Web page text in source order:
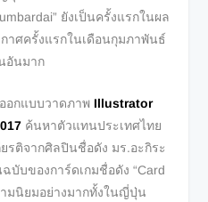
ยังเป็นครั้งแรกในผล
าศครั้งแรกในเดือนกุมภาพันธ์
อันมาก
แบบวาดภาพ Illustrator
ค้นหาตัวแทนประเทศไทย
รติจากศิลปินชื่อดัง มร.อะกิระ
บของการ์ดเกมชื่อดัง “Card
ามนิยมอย่างมากทั้งในญี่ปุ่น